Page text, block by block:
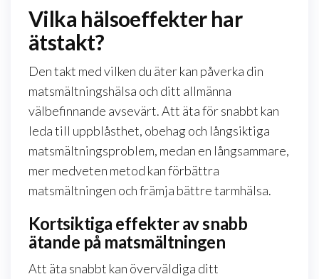
Vilka hälsoeffekter har
ätstakt?
Den takt med vilken du äter kan påverka din
matsmältningshälsa och ditt allmänna
välbefinnande avsevärt. Att äta för snabbt kan
leda till uppblåsthet, obehag och långsiktiga
matsmältningsproblem, medan en långsammare,
mer medveten metod kan förbättra
matsmältningen och främja bättre tarmhälsa.
Kortsiktiga effekter av snabb
ätande på matsmältningen
Att äta snabbt kan överväldiga ditt